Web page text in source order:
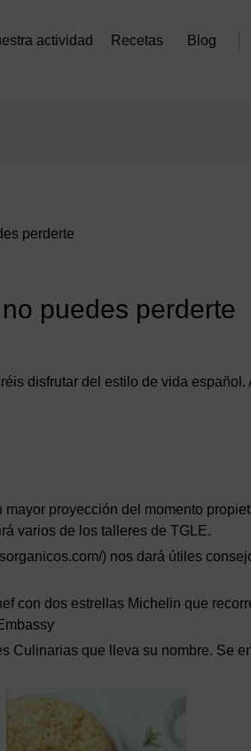
actividad Recetas Blog
perderte
puedes perderte
disfrutar del estilo de vida español.
proyección del momento
varios de los talleres de TGLE.
) nos dará útiles
con dos estrellas Michelin que
Culinarias que lleva su nombre. Se